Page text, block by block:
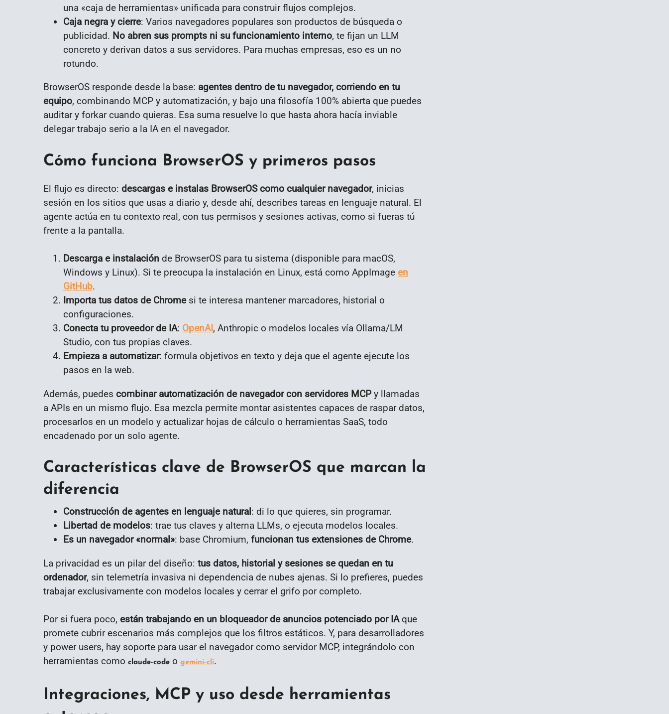
una «caja de herramientas» unificada para construir flujos complejos.
Caja negra y cierre: Varios navegadores populares son productos de búsqueda o
publicidad. No abren sus prompts ni su funcionamiento interno, te fijan un LLM
concreto y derivan datos a sus servidores. Para muchas empresas, eso es un no
rotundo.
BrowserOS responde desde la base: agentes dentro de tu navegador, corriendo en tu
equipo, combinando MCP y automatización, y bajo una filosofía 100% abierta que puedes
auditar y forkar cuando quieras. Esa suma resuelve lo que hasta ahora hacía inviable
delegar trabajo serio a la IA en el navegador.
Cómo funciona BrowserOS y primeros pasos
El flujo es directo: descargas e instalas BrowserOS como cualquier navegador, inicias
sesión en los sitios que usas a diario y, desde ahí, describes tareas en lenguaje natural. El
agente actúa en tu contexto real, con tus permisos y sesiones activas, como si fueras tú
frente a la pantalla.
Descarga e instalación de BrowserOS para tu sistema (disponible para macOS,
Windows y Linux). Si te preocupa la instalación en Linux, está como AppImage en
GitHub.
Importa tus datos de Chromesi te interesa mantener marcadores, historial o
configuraciones.
Conecta tu proveedor de IA: OpenAI, Anthropic o modelos locales vía Ollama/LM
Studio, con tus propias claves.
Empieza a automatizar: formula objetivos en texto y deja que el agente ejecute los
pasos en la web.
Además, puedes combinar automatización de navegador con servidores MCP y llamadas
a APIs en un mismo flujo. Esa mezcla permite montar asistentes capaces de raspar datos,
procesarlos en un modelo y actualizar hojas de cálculo o herramientas SaaS, todo
encadenado por un solo agente.
Características clave de BrowserOS que marcan la
diferencia
Construcción de agentes en lenguaje natural: di lo que quieres, sin programar.
Libertad de modelos: trae tus claves y alterna LLMs, o ejecuta modelos locales.
Es un navegador «normal»: base Chromium, funcionan tus extensiones de Chrome.
La privacidad es un pilar del diseño: tus datos, historial y sesiones se quedan en tu
ordenador, sin telemetría invasiva ni dependencia de nubes ajenas. Si lo prefieres, puedes
trabajar exclusivamente con modelos locales y cerrar el grifo por completo.
Por si fuera poco, están trabajando en un bloqueador de anuncios potenciado por IAque
promete cubrir escenarios más complejos que los filtros estáticos. Y, para desarrolladores
y power users, hay soporte para usar el navegador como servidor MCP, integrándolo con
herramientas como claude-code o gemini-cli.
Integraciones, MCP y uso desde herramientas